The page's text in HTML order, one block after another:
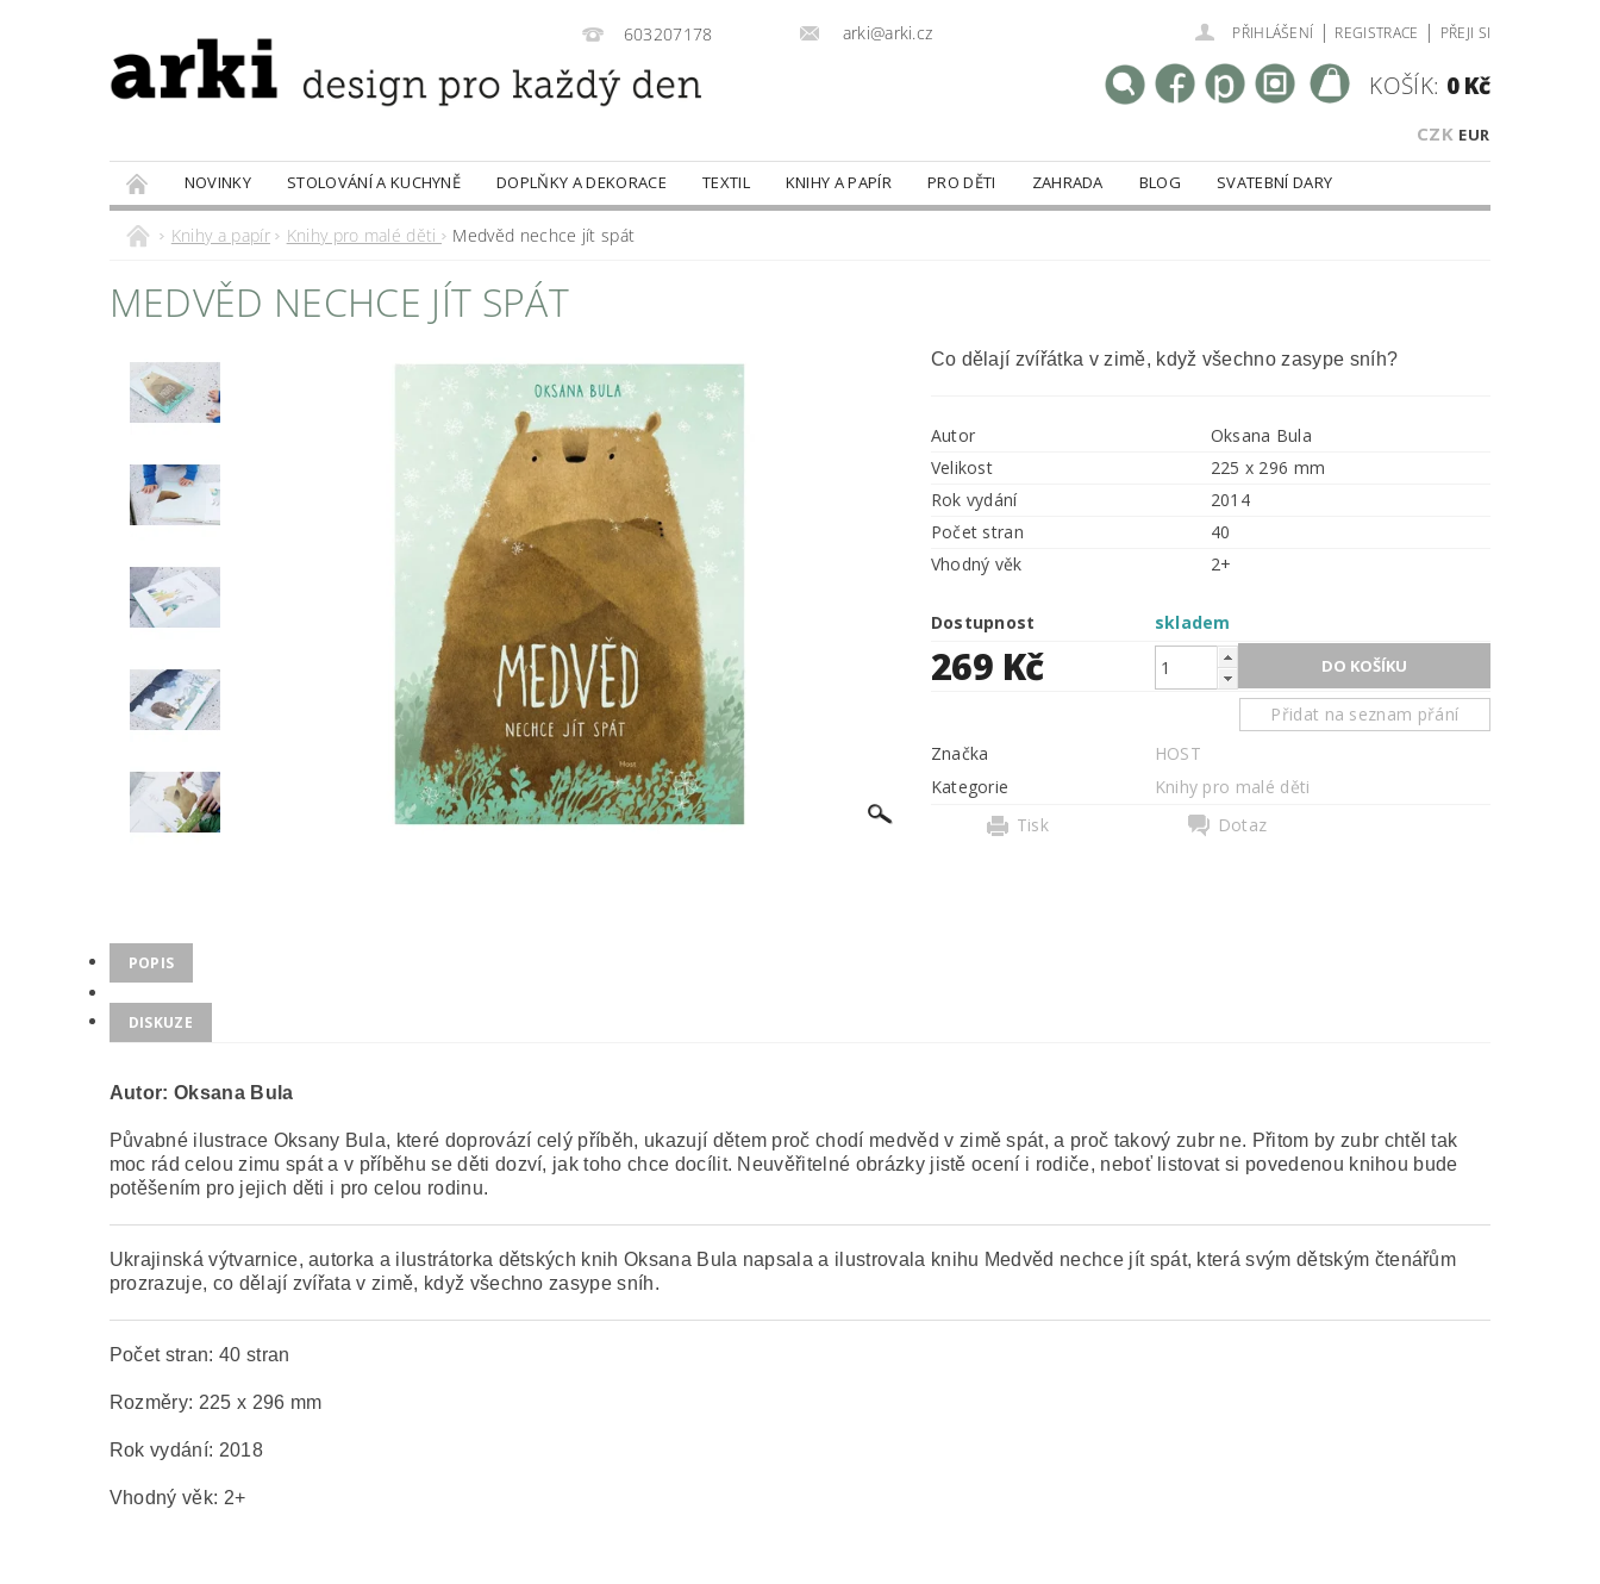
603207178 arki@arki.cz PŘIHLÁŠENÍ | REGISTRACE | PŘEJI SI
CZK EUR
KOŠÍK: 0 Kč
NOVINKY STOLOVÁNÍ A KUCHYNĚ DOPLŇKY A DEKORACE TEXTIL KNIHY A PAPÍR PRO DĚTI ZAHRADA BLOG
SVATEBNÍ DARY
PRODÁVANÉ ZNAČKY
DOBROTY
Knihy a papír Knihy pro malé děti Medvěd nechce jít spát
MEDVĚD NECHCE JÍT SPÁT
Co dělají zvířátka v zimě, když všechno zasype sníh?
Autor
Oksana Bula
Velikost
225 x 296 mm
Rok vydání
2014
Počet stran
40
Vhodný věk
2+
Dostupnost skladem
269 Kč
Přidat na seznam přání
Značka
HOST
Kategorie
Knihy pro malé děti
Tisk
Dotaz
POPIS
DISKUZE
Autor: Oksana Bula
Půvabné ilustrace Oksany Bula, které doprovází celý příběh, ukazují dětem proč chodí medvěd v zimě spát, a proč takový zubr ne. Přitom by zubr chtěl tak
moc rád celou zimu spát a v příběhu se děti dozví, jak toho chce docílit. Neuvěřitelné obrázky jistě ocení i rodiče, neboť listovat si povedenou knihou bude
potěšením pro jejich děti i pro celou rodinu.
Ukrajinská výtvarnice, autorka a ilustrátorka dětských knih Oksana Bula napsala a ilustrovala knihu Medvěd nechce jít spát, která svým dětským čtenářům
prozrazuje, co dělají zvířata v zimě, když všechno zasype sníh.
Počet stran: 40 stran
Rozměry: 225 x 296 mm
Rok vydání: 2018
Vhodný věk: 2+